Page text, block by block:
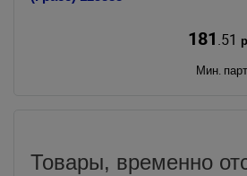
181.51
Мин.
Товары, временно